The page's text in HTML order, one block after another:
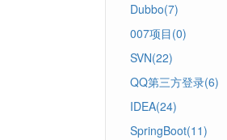
Dubbo(7)
007项目(0)
SVN(22)
QQ第三方登录(6)
IDEA(24)
SpringBoot(11)